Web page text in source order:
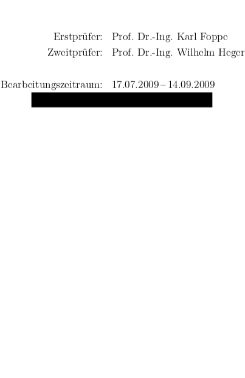
Erstprüfer:  Prof. Dr.-Ing. Karl Foppe
Zweitprüfer:  Prof. Dr.-Ing. Wilhelm Heger
Bearbeitungszeitraum:  17.07.2009 – 14.09.2009